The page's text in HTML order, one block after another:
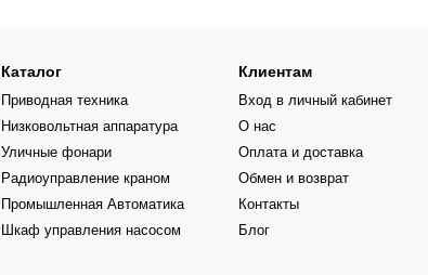
Каталог
Приводная техника
Низковольтная аппаратура
Уличные фонари
Радиоуправление краном
Промышленная Автоматика
Шкаф управления насосом
Клиентам
Вход в личный кабинет
О нас
Оплата и доставка
Обмен и возврат
Контакты
Блог